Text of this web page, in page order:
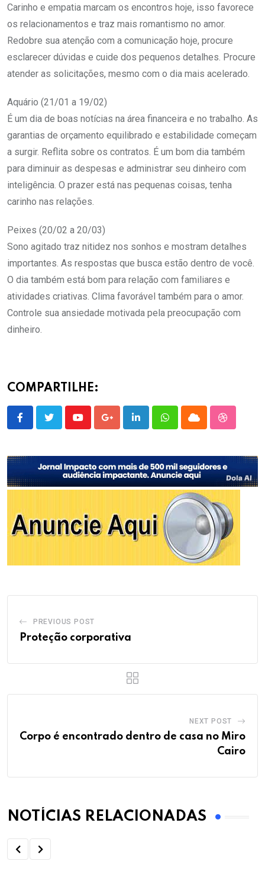
Carinho e empatia marcam os encontros hoje, isso favorece
os relacionamentos e traz mais romantismo no amor.
Redobre sua atenção com a comunicação hoje, procure
esclarecer dúvidas e cuide dos pequenos detalhes. Procure
atender as solicitações, mesmo com o dia mais acelerado.
Aquário (21/01 a 19/02)
É um dia de boas notícias na área financeira e no trabalho. As
garantias de orçamento equilibrado e estabilidade começam
a surgir. Reflita sobre os contratos. É um bom dia também
para diminuir as despesas e administrar seu dinheiro com
inteligência. O prazer está nas pequenas coisas, tenha
carinho nas relações.
Peixes (20/02 a 20/03)
Sono agitado traz nitidez nos sonhos e mostram detalhes
importantes. As respostas que busca estão dentro de você.
O dia também está bom para relação com familiares e
atividades criativas. Clima favorável também para o amor.
Controle sua ansiedade motivada pela preocupação com
dinheiro.
COMPARTILHE:
YoutubeGoogle+LinkedInWhatsappCloud
PREVIOUS POST
Proteção corporativa
NEXT POST
Corpo é encontrado dentro de casa no Miro
Cairo
NOTÍCIAS RELACIONADAS